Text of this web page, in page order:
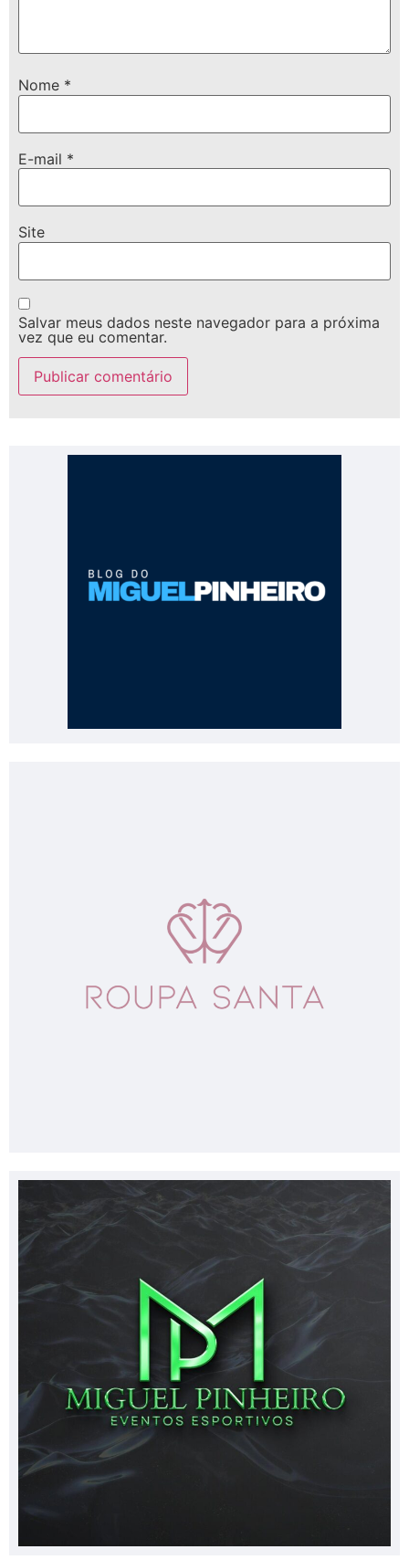
Nome *
E-mail *
Site
Salvar meus dados neste navegador para a próxima
vez que eu comentar.